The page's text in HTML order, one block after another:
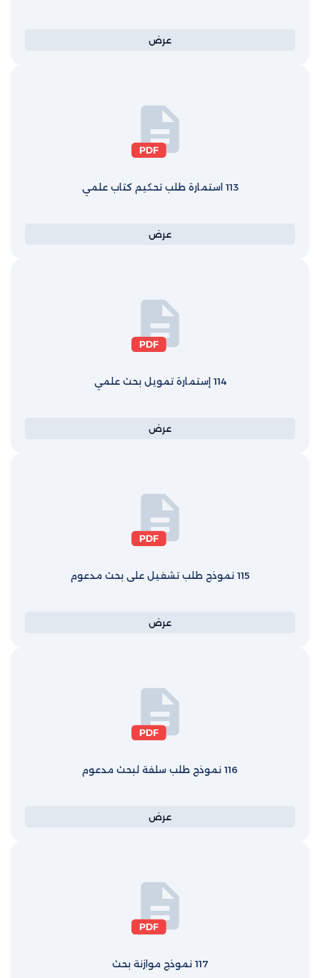
عرض
113 استمارة طلب تحكيم كتاب علمي
عرض
114 إستمارة تمويل بحث علمي
عرض
115 نموذج طلب تشغيل على بحث مدعوم
عرض
116 نموذج طلب سلفة لبحث مدعوم
عرض
117 نموذج موازنة بحث